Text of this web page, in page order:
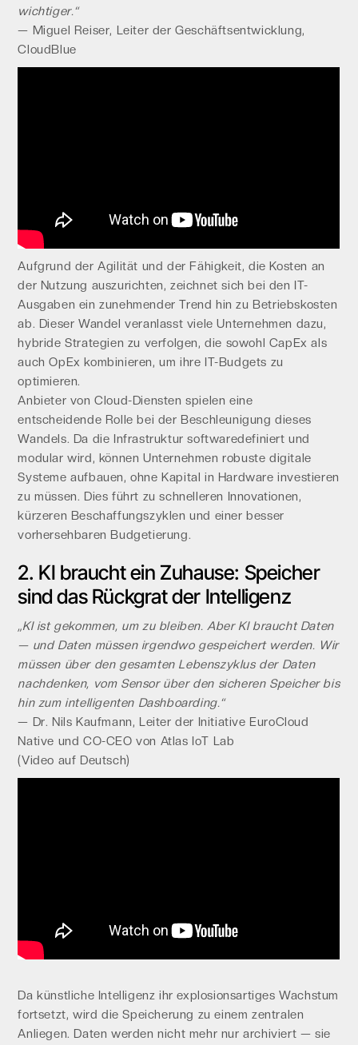
wichtiger.“
— Miguel Reiser, Leiter der Geschäftsentwicklung,
CloudBlue
Aufgrund der Agilität und der Fähigkeit, die Kosten an
der Nutzung auszurichten, zeichnet sich bei den IT-
Ausgaben ein zunehmender Trend hin zu Betriebskosten
ab. Dieser Wandel veranlasst viele Unternehmen dazu,
hybride Strategien zu verfolgen, die sowohl CapEx als
auch OpEx kombinieren, um ihre IT-Budgets zu
optimieren.
Anbieter von Cloud-Diensten spielen eine
entscheidende Rolle bei der Beschleunigung dieses
Wandels. Da die Infrastruktur softwaredefiniert und
modular wird, können Unternehmen robuste digitale
Systeme aufbauen, ohne Kapital in Hardware investieren
zu müssen. Dies führt zu schnelleren Innovationen,
kürzeren Beschaffungszyklen und einer besser
vorhersehbaren Budgetierung.
2. KI braucht ein Zuhause: Speicher
sind das Rückgrat der Intelligenz
„KI ist gekommen, um zu bleiben. Aber KI braucht Daten
— und Daten müssen irgendwo gespeichert werden. Wir
müssen über den gesamten Lebenszyklus der Daten
nachdenken, vom Sensor über den sicheren Speicher bis
hin zum intelligenten Dashboarding.“
— Dr. Nils Kaufmann, Leiter der Initiative EuroCloud
Native und CO-CEO von Atlas IoT Lab
(Video auf Deutsch)
Da künstliche Intelligenz ihr explosionsartiges Wachstum
fortsetzt, wird die Speicherung zu einem zentralen
Anliegen. Daten werden nicht mehr nur archiviert — sie